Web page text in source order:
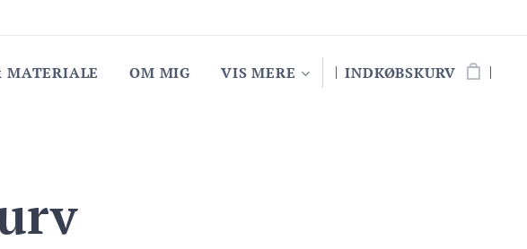
MATERIALE OM MIG VIS MERE INDKØBSKURV